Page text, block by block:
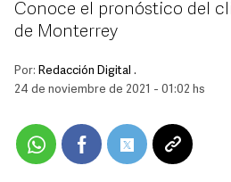
Conoce el pronóstico del
de Monterrey
Por: Redacción Digital .
24 de noviembre de 2021 - 01:02 hs